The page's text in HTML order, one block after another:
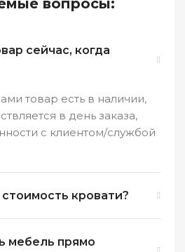
вопросы:
сейчас, когда
товар есть в наличии,
в день заказа,
с клиентом/службой
кровати?
мебель прямо